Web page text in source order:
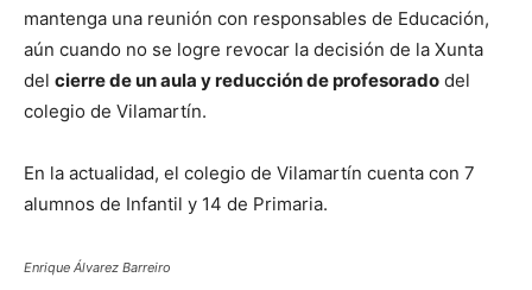
mantenga una reunión con responsables de Educación,
aún cuando no se logre revocar la decisión de la Xunta
del cierre de un aula y reducción de profesorado del
colegio de Vilamartín.
En la actualidad, el colegio de Vilamartín cuenta con 7
alumnos de Infantil y 14 de Primaria.
Enrique Álvarez Barreiro